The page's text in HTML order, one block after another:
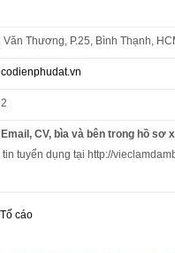
Thương, P.25, Bình Thạnh,
CV, bìa và bên trong hồ sơ
tuyển dụng tại http://
Tố cáo